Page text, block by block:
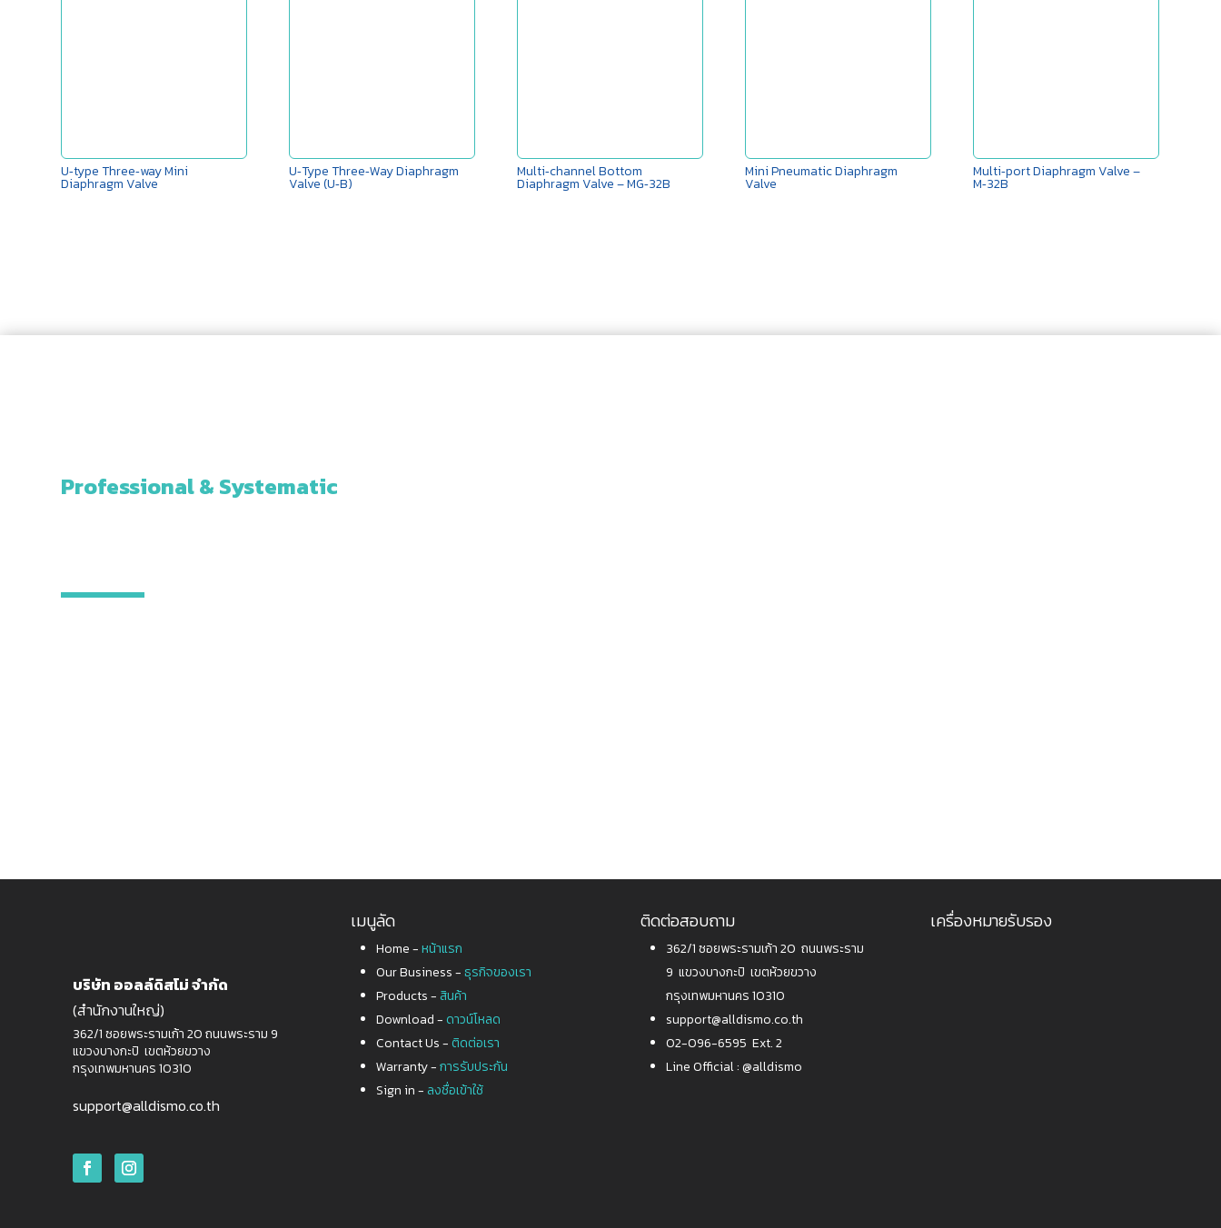
U‑type Three‑way Mini
Diaphragm Valve
U‑Type Three‑Way Diaphragm
Valve (U‑B)
Multi‑channel Bottom
Diaphragm Valve – MG‑32B
Mini Pneumatic Diaphragm
Valve
Multi‑port Diaphragm Valve –
M‑32B
Professional & Systematic
บริษัท ออลล์ดิสโม่ จำกัด
(สำนักงานใหญ่)
362/1 ซอยพระรามเก้า 20 ถนนพระราม 9
แขวงบางกะปิ เขตห้วยขวาง
กรุงเทพมหานคร 10310
support@alldismo.co.th
เมนูลัด
Home -หน้าแรก
Our Business -ธุรกิจของเรา
Products - สินค้า
Download - ดาวน์โหลด
Contact Us - ติดต่อเรา
Warranty -การรับประกัน
Sign in - ลงชื่อเข้าใช้
ติดต่อสอบถาม
362/1 ซอยพระรามเก้า 20 ถนนพระราม
9 แขวงบางกะปิ เขตห้วยขวาง
กรุงเทพมหานคร 10310
support@alldismo.co.th
02-096-6595 Ext. 2
Line Official :@alldismo
เครื่องหมายรับรอง